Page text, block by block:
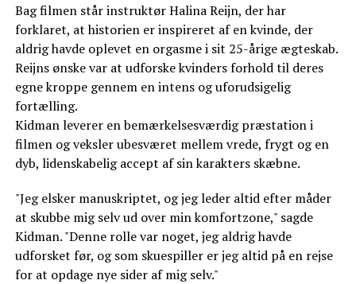
Bag filmen står instruktør Halina Reijn, der har
forklaret, at historien er inspireret af en kvinde, der
aldrig havde oplevet en orgasme i sit 25-årige ægteskab.
Reijns ønske var at udforske kvinders forhold til deres
egne kroppe gennem en intens og uforudsigelig
fortælling.
Kidman leverer en bemærkelsesværdig præstation i
filmen og veksler ubesværet mellem vrede, frygt og en
dyb, lidenskabelig accept af sin karakters skæbne.
"Jeg elsker manuskriptet, og jeg leder altid efter måder
at skubbe mig selv ud over min komfortzone," sagde
Kidman. "Denne rolle var noget, jeg aldrig havde
udforsket før, og som skuespiller er jeg altid på en rejse
for at opdage nye sider af mig selv."